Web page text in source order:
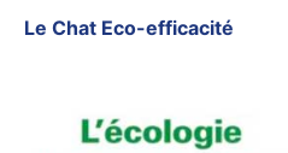
Le Chat Eco-efficacité